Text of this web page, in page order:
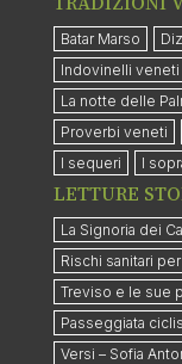
Batar Marso
Indovinelli veneti
La notte delle
Proverbi veneti
I sequeri
I
LETTURE
La Signoria dei
Rischi sanitari
Treviso e le sue
Passeggiata
Versi – Sofia